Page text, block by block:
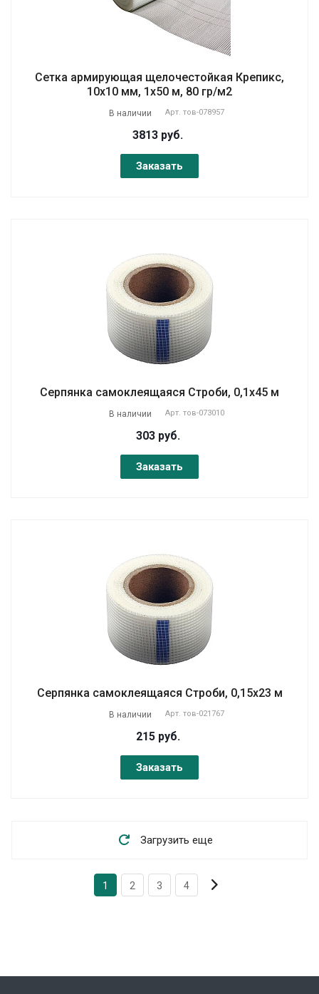
Сетка армирующая щелочестойкая Крепикс,
10х10 мм, 1х50 м, 80 гр/м2
В наличии Арт. тов-078957
3813 руб.
Заказать
Серпянка самоклеящаяся Строби, 0,1х45 м
В наличии Арт. тов-073010
303 руб.
Заказать
Серпянка самоклеящаяся Строби, 0,15х23 м
В наличии Арт. тов-021767
215 руб.
Заказать
Загрузить еще
1 2 3 4